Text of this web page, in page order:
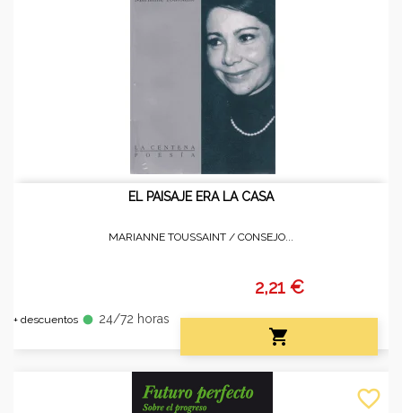
EL PAISAJE ERA LA CASA
MARIANNE TOUSSAINT / CONSEJO...
+ descuentos fiber_manual_record 24/72 horas
2,21 €

favorite_border